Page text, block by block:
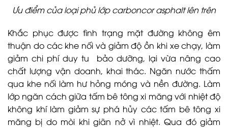
Ưu điểm của loại phủ lớp carboncor asphalt lên trên
Khắc phục được tình trạng mặt đường không êm
thuận do các khe nối và giảm độ ồn khi xe chạy, làm
giảm chi phí duy tu bảo dưỡng, lại vừa nâng cao
chất lượng vận doanh, khai thác. Ngăn nước thấm
qua khe nối làm hư hỏng móng và nền đường. Làm
lớp ngăn cách giữa tấm bê tông xi măng với nhiệt độ
không khí làm giảm sự phá hủy các tấm bê tông xi
măng bị do mòi khi giãn nở vì nhiệt. Qua đó giảm